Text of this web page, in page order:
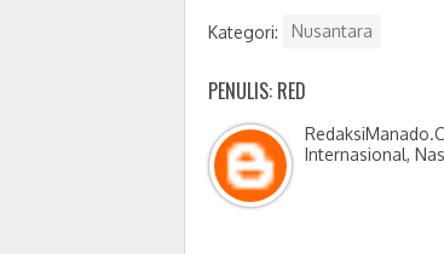
Kategori: Nusantara
PENULIS: RED
Internasional,